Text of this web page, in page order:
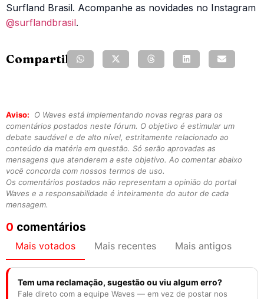
Surfland Brasil. Acompanhe as novidades no Instagram
@surflandbrasil.
Compartilhe:
Aviso:
O Waves está implementando novas regras para os
comentários postados neste fórum. O objetivo é estimular um
debate saudável e de alto nível, estritamente relacionado ao
conteúdo da matéria em questão. Só serão aprovadas as
mensagens que atenderem a este objetivo. Ao comentar abaixo
você concorda com nossos termos de uso.
Os comentários postados não representam a opinião do portal
Waves e a responsabilidade é inteiramente do autor de cada
mensagem.
0 comentários
Mais votados Mais recentes Mais antigos
Tem uma reclamação, sugestão ou viu algum erro?
Fale direto com a equipe Waves — em vez de postar nos